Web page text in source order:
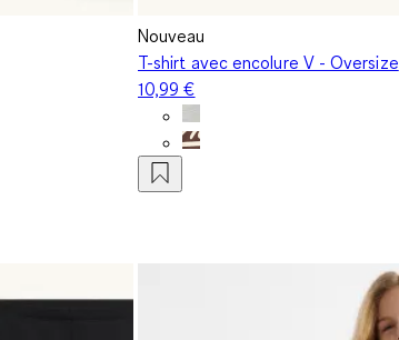
Nouveau
T-shirt avec encolure V - Oversize
10,99 €